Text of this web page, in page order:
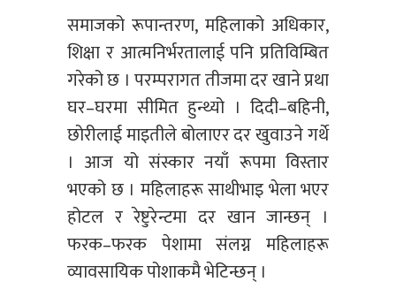
समाजको रूपान्तरण, महिलाको अधिकार,
शिक्षा र आत्मनिर्भरतालाई पनि प्रतिविम्बित
गरेको छ । परम्परागत तीजमा दर खाने प्रथा
घर–घरमा सीमित हुन्थ्यो । दिदी–बहिनी,
छोरीलाई माइतीले बोलाएर दर खुवाउने गर्थे
। आज यो संस्कार नयाँ रूपमा विस्तार
भएको छ । महिलाहरू साथीभाइ भेला भएर
होटल र रेष्टुरेन्टमा दर खान जान्छन् ।
फरक–फरक पेशामा संलग्न महिलाहरू
व्यावसायिक पोशाकमै भेटिन्छन् ।